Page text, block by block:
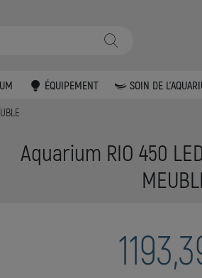
ÉQUIPEMENT SOIN DE
Aquarium RIO 450